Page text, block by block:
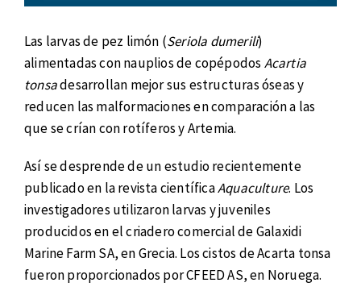
Las larvas de pez limón (Seriola dumerili)
alimentadas con nauplios de copépodos Acartia
tonsadesarrollan mejor sus estructuras óseas y
reducen las malformaciones en comparación a las
que se crían con rotíferos y Artemia.
Así se desprende de un estudio recientemente
publicado en la revista científicaAquaculture. Los
investigadores utilizaron larvas y juveniles
producidos en el criadero comercial de Galaxidi
Marine Farm SA, en Grecia. Los cistos de Acarta tonsa
fueron proporcionados por CFEED AS, en Noruega.